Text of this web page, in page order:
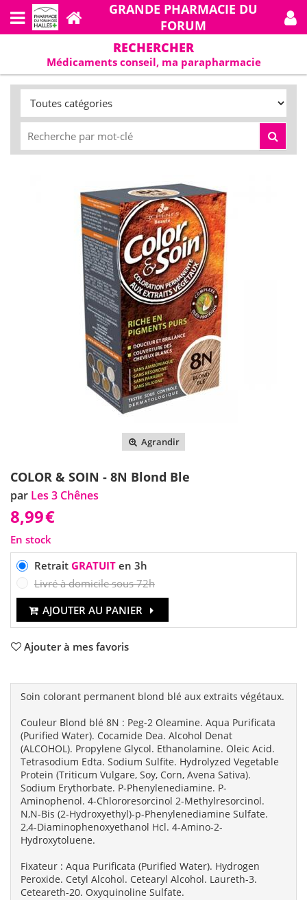
GRANDE PHARMACIE DU
FORUM
RECHERCHER
Médicaments conseil, ma parapharmacie
Agrandir
COLOR & SOIN - 8N Blond Ble
par Les 3 Chênes
8,99€
En stock
Retrait GRATUITen 3h
Livré à domicile sous 72h
AJOUTER AU PANIER
Ajouter à mes favoris
Soin colorant permanent blond blé aux extraits végétaux.
Couleur Blond blé 8N : Peg-2 Oleamine. Aqua Purificata
(Purified Water). Cocamide Dea. Alcohol Denat
(ALCOHOL). Propylene Glycol. Ethanolamine. Oleic Acid.
Tetrasodium Edta. Sodium Sulfite. Hydrolyzed Vegetable
Protein (Triticum Vulgare, Soy, Corn, Avena Sativa).
Sodium Erythorbate. P-Phenylenediamine. P-
Aminophenol. 4-Chlororesorcinol 2-Methylresorcinol.
N,N-Bis (2-Hydroxyethyl)-p-Phenylenediamine Sulfate.
2,4-Diaminophenoxyethanol Hcl. 4-Amino-2-
Hydroxytoluene.
Fixateur : Aqua Purificata (Purified Water). Hydrogen
Peroxide. Cetyl Alcohol. Cetearyl Alcohol. Laureth-3.
Ceteareth-20. Oxyquinoline Sulfate.